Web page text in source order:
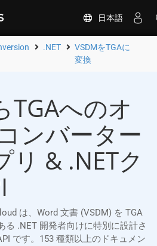
日本語
.NET
VSDMをTGAに
変換
TGAへのオ
ンバーター
リ & .NETク
は、Word 文書 (VSDM) を TGA
る .NET 開発者向けに特別に設計さ
です。153 種類以上のドキュメン